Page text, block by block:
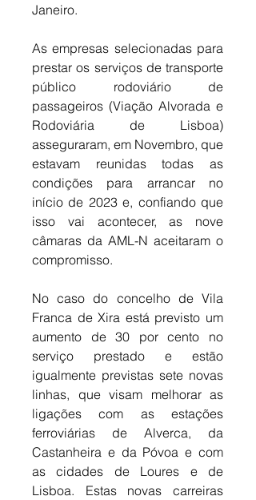
Janeiro.
As empresas selecionadas para
prestar os serviços de transporte
público rodoviário de
passageiros (Viação Alvorada e
Rodoviária de Lisboa)
asseguraram, em Novembro, que
estavam reunidas todas as
condições para arrancar no
início de 2023 e, confiando que
isso vai acontecer, as nove
câmaras da AML-N aceitaram o
compromisso.
No caso do concelho de Vila
Franca de Xira está previsto um
aumento de 30 por cento no
serviço prestado e estão
igualmente previstas sete novas
linhas, que visam melhorar as
ligações com as estações
ferroviárias de Alverca, da
Castanheira e da Póvoa e com
as cidades de Loures e de
Lisboa. Estas novas carreiras